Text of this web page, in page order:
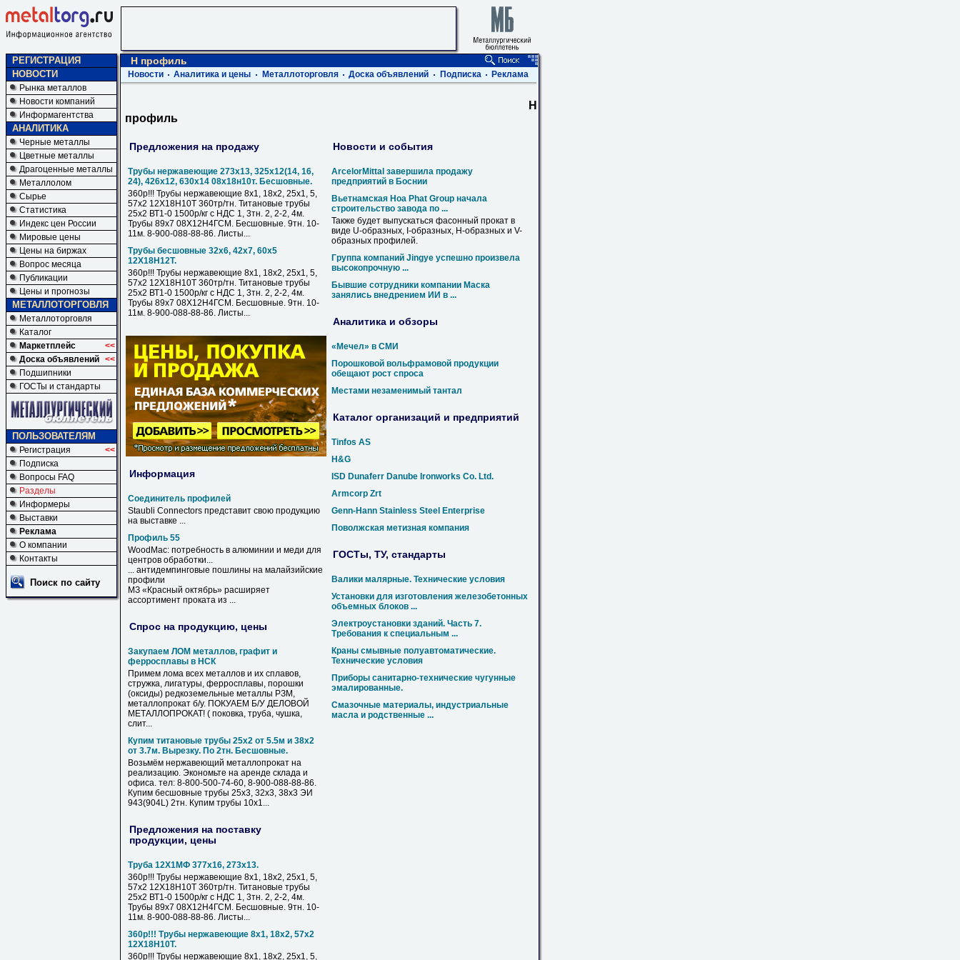
РЕГИСТРАЦИЯ
НОВОСТИ
Рынка металлов
Новости компаний
Информагентства
АНАЛИТИКА
Черные металлы
Цветные металлы
Драгоценные металлы
Металлолом
Сырье
Статистика
Индекс цен России
Мировые цены
Цены на биржах
Вопрос месяца
Публикации
Цены и прогнозы
МЕТАЛЛОТОРГОВЛЯ
Металлоторговля
Каталог
Маркетплейс
<<
Доска объявлений <<
Подшипники
ГОСТы и стандарты
ПОЛЬЗОВАТЕЛЯМ
Регистрация
<<
Подписка
Вопросы FAQ
Разделы
Информеры
Выставки
Реклама
О компании
Контакты
Поиск по сайту
H профиль
Новости Аналитика и цены Металлоторговля Доска объявлений Подписка Реклама
H
профиль
Предложения на продажу
Трубы нержавеющие 273х13, 325х12(14, 16,
24), 426х12, 630х14 08х18н10т. Бесшовные.
360р!!! Трубы нержавеющие 8х1, 18х2, 25х1, 5,
57х2 12Х18Н10Т 360тр/тн. Титановые трубы
25х2 ВТ1-0 1500р/кг с НДС 1, 3тн. 2, 2-2, 4м.
Трубы 89х7 08Х12Н4ГСМ. Бесшовные. 9тн. 10-
11м. 8-900-088-88-86. Листы...
Трубы бесшовные 32х6, 42х7, 60х5
12Х18Н12Т.
360р!!! Трубы нержавеющие 8х1, 18х2, 25х1, 5,
57х2 12Х18Н10Т 360тр/тн. Титановые трубы
25х2 ВТ1-0 1500р/кг с НДС 1, 3тн. 2, 2-2, 4м.
Трубы 89х7 08Х12Н4ГСМ. Бесшовные. 9тн. 10-
11м. 8-900-088-88-86. Листы...
Информация
Соединитель профилей
Staubli Connectors представит свою продукцию
на выставке ...
Профиль 55
WoodMac: потребность в алюминии и меди для
центров обработки...
... антидемпинговые пошлины на малайзийские
профили
МЗ «Красный октябрь» расширяет
ассортимент проката из ...
Спрос на продукцию, цены
Закупаем ЛОМ металлов, графит и
ферросплавы в НСК
Примем лома всех металлов и их сплавов,
стружка, лигатуры, ферросплавы, порошки
(оксиды) редкоземельные металлы РЗМ,
металлопрокат б/у. ПОКУАЕМ Б/У ДЕЛОВОЙ
МЕТАЛЛОПРОКАТ! ( поковка, труба, чушка,
слит...
Купим титановые трубы 25х2 от 5.5м и 38х2
от 3.7м. Вырезку. По 2тн. Бесшовные.
Возьмём нержавеющий металлопрокат на
реализацию. Экономьте на аренде склада и
офиса. тел: 8-800-500-74-60, 8-900-088-88-86.
Купим бесшовные трубы 25х3, 32х3, 38х3 ЭИ
943(904L) 2тн. Купим трубы 10х1...
Предложения на поставку
продукции, цены
Труба 12Х1МФ 377х16, 273х13.
360р!!! Трубы нержавеющие 8х1, 18х2, 25х1, 5,
57х2 12Х18Н10Т 360тр/тн. Титановые трубы
25х2 ВТ1-0 1500р/кг с НДС 1, 3тн. 2, 2-2, 4м.
Трубы 89х7 08Х12Н4ГСМ. Бесшовные. 9тн. 10-
11м. 8-900-088-88-86. Листы...
360р!!! Трубы нержавеющие 8х1, 18х2, 57х2
12Х18Н10Т.
360р!!! Трубы нержавеющие 8х1, 18х2, 25х1, 5,
Новости и события
ArcelorMittal завершила продажу
предприятий в Боснии
Вьетнамская Hoa Phat Group начала
строительство завода по ...
Также будет выпускаться фасонный прокат в
виде U-образных, I-образных, H-образных и V-
образных профилей.
Группа компаний Jingye успешно произвела
высокопрочную ...
Бывшие сотрудники компании Маска
занялись внедрением ИИ в ...
Аналитика и обзоры
«Мечел» в СМИ
Порошковой вольфрамовой продукции
обещают рост спроса
Местами незаменимый тантал
Каталог организаций и предприятий
Tinfos AS
H&G
ISD Dunaferr Danube Ironworks Co. Ltd.
Armcorp Zrt
Genn-Hann Stainless Steel Enterprise
Поволжская метизная компания
ГОСТы, ТУ, стандарты
Валики малярные. Технические условия
Установки для изготовления железобетонных
объемных блоков ...
Электроустановки зданий. Часть 7.
Требования к специальным ...
Краны смывные полуавтоматические.
Технические условия
Приборы санитарно-технические чугунные
эмалированные.
Смазочные материалы, индустриальные
масла и родственные ...